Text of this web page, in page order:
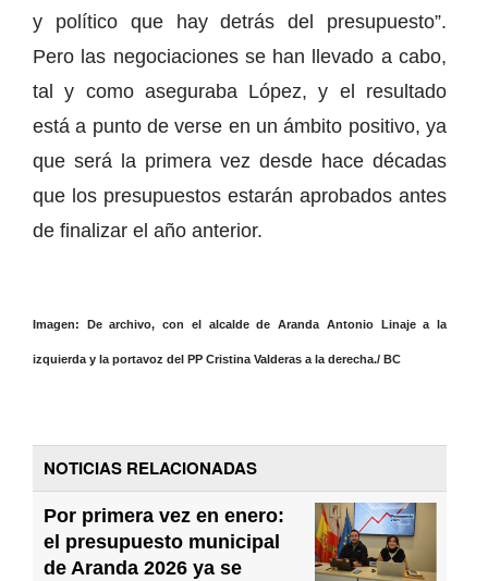
y político que hay detrás del presupuesto”.
Pero las negociaciones se han llevado a cabo,
tal y como aseguraba López, y el resultado
está a punto de verse en un ámbito positivo, ya
que será la primera vez desde hace décadas
que los presupuestos estarán aprobados antes
de finalizar el año anterior.
Imagen: De archivo, con el alcalde de Aranda Antonio Linaje a la
izquierda y la portavoz del PP Cristina Valderas a la derecha./ BC
NOTICIAS RELACIONADAS
Por primera vez en enero:
el presupuesto municipal
de Aranda 2026 ya se